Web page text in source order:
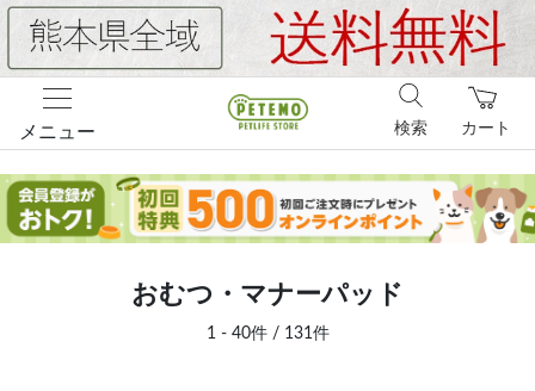
メニュー カート
検索
おむつ・マナーパッド
1 - 40件 / 131件